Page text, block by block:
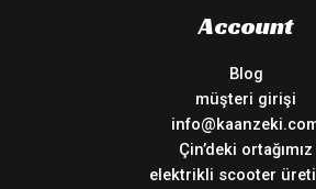
Account
Blog
müşteri girişi
Çin’deki ortağımız
elektrikli scooter